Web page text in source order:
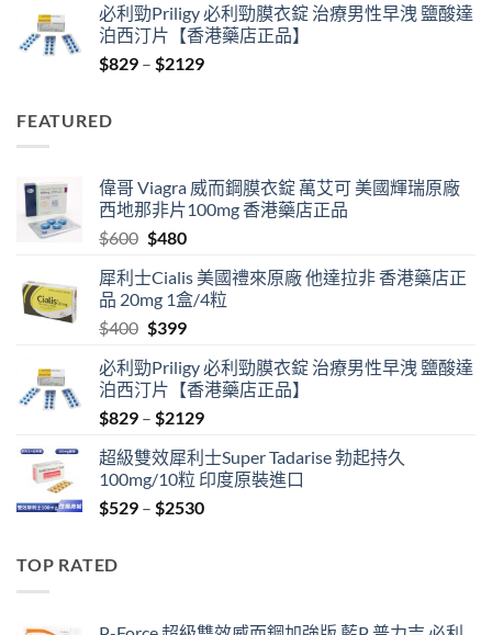
was:
$400.
is:
$399.
必利勁Priligy 必利勁膜衣錠 治療男性早洩 鹽酸達
泊西汀片【香港藥店正品】
$829 – $2129Price
FEATURED
偉哥 Viagra 威而鋼膜衣錠 萬艾可 美國輝瑞原廠
西地那非片100mg 香港藥店正品
$600 Original
was:
$600.
$480Current
is:
$480.
犀利士Cialis 美國禮來原廠 他達拉非 香港藥店正
品 20mg 1盒/4粒
$400 Original
was:
$400.
$399Current
is:
$399.
必利勁Priligy 必利勁膜衣錠 治療男性早洩 鹽酸達
泊西汀片【香港藥店正品】
$829 – $2129Price
$829
through
$2129
超級雙效犀利士Super Tadarise 勃起持久
100mg/10粒 印度原裝進口
$529 – $2530Price
TOP RATED